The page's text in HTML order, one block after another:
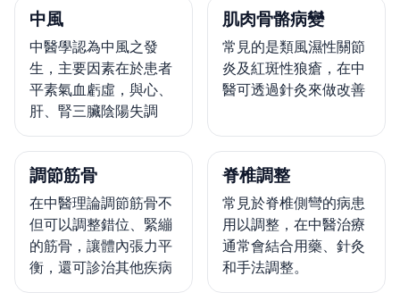
中風
中醫學認為中風之發
生，主要因素在於患者
平素氣血虧虛，與心、
肝、腎三臟陰陽失調
肌肉骨骼病變
常見的是類風濕性關節
炎及紅斑性狼瘡，在中
醫可透過針灸來做改善
調節筋骨
在中醫理論調節筋骨不
但可以調整錯位、緊繃
的筋骨，讓體內張力平
衡，還可診治其他疾病
脊椎調整
常見於脊椎側彎的病患
用以調整，在中醫治療
通常會結合用藥、針灸
和手法調整。